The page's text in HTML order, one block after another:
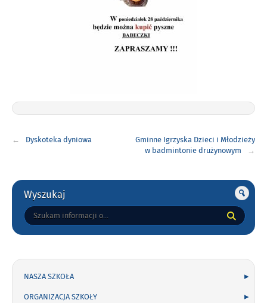
wpisuDyskoteka dyniowa
Gminne Igrzyska Dzieci i Młodzieży
w badmintonie drużynowym
Gorne
Wyszukaj
Tutaj
wpisz
NASZA SZKOŁA
ORGANIZACJA SZKOŁY